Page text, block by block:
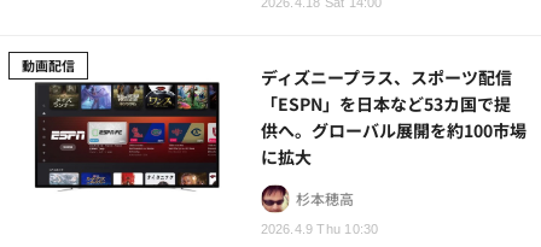
動画配信
2026.4.9 Thu 10:30
ディズニープラス、スポーツ配信
「ESPN」を日本など53カ国で提
供へ。グローバル展開を約100市場
に拡大
杉本穂高